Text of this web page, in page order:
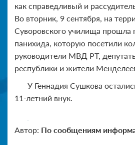
как справедливый и
Во вторник, 9 сентября, на
Суворовского училища прошла
панихида, которую посетили
руководители МВД РТ,
республики и жители
У Геннадия Сушкова
11-летний внук.
Автор: По сообщениям